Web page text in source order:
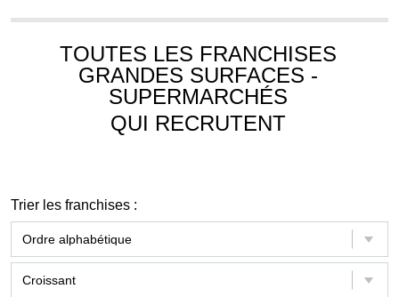
TOUTES LES FRANCHISES
GRANDES SURFACES -
SUPERMARCHÉS
QUI RECRUTENT
Trier les franchises :